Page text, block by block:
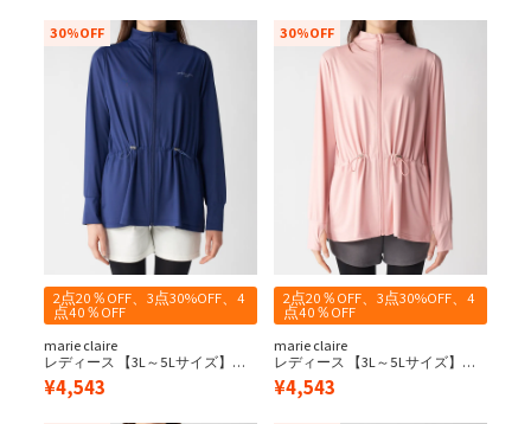
2点20％OFF、3点30%OFF、4
点40％OFF
marie claire
レディース 【3L～5Lサイズ】ウ
エスト切替UVジャケット
30%OFF
¥4,543
2点20％OFF、3点30%OFF、4
点40％OFF
marie claire
レディース 【3L～5Lサイズ】ウ
エスト切替UVジャケット
30%OFF
¥4,543